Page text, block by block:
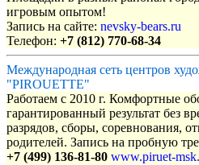
игровым опытом!
Запись на сайте: nevsky-bears.ru
Телефон: +7 (812) 770-68-34
Международная сеть центров
"PIROUETTE"
Работаем с 2010 г. Комфортные
гарантированный результат без
разрядов, сборы, соревнования,
родителей. Запись на пробную
+7 (499) 136-81-80 www.piruet-